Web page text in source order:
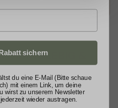
LANGLEBIG &
Dübel– so ist die Montage
sichern
du eine E-Mail (Bitte schaue
mit einem Link, um deine
wirst zu unserem Newsletter
wieder austragen.